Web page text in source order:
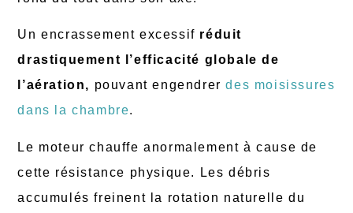
Un encrassement excessif réduit
drastiquement l’efficacité globale de
l’aération, pouvant engendrerdes moisissures
dans la chambre.
Le moteur chauffe anormalement à cause de
cette résistance physique. Les débris
accumulés freinent la rotation naturelle du